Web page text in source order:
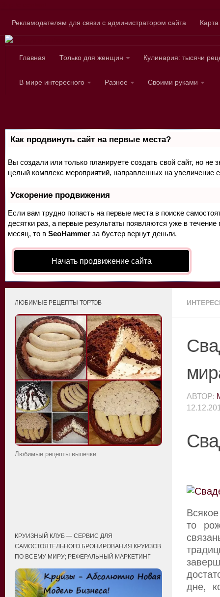
Рекламодателям для связи с администратором сайта
Сайт для
Главная Только для женщин Кулинария: тысячи
В мире интересного Разное Своими руками
Как продвинуть сайт на первые места?
Вы создали или только планируете создать свой сайт, но не
целый комплекс мероприятий, направленных на увеличение
Ускорение продвижения
Если вам трудно попасть на первые места в поиске
десятки раз, а первые результаты появляются уже в
месяц, то в SeoHammer за бустер вернут деньги.
Начать продвижение сайта
АВТОР:
то
дне,
ЛЮБИМЫЕ РЕЦЕПТЫ ТОРТОВ
Любимые рецепты выпечки
КРУИЗНЫЙ КЛУБ — СЕРВИС ДЛЯ
САМОСТОЯТЕЛЬНОГО БРОНИРОВАНИЯ КРУИЗОВ
ПО ВСЕМУ МИРУ; РЕФЕРАЛЬНЫЙ МАРКЕТИНГ